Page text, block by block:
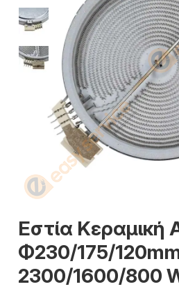
Εστία Κεραμική
Φ230/175/
2300/1600/800